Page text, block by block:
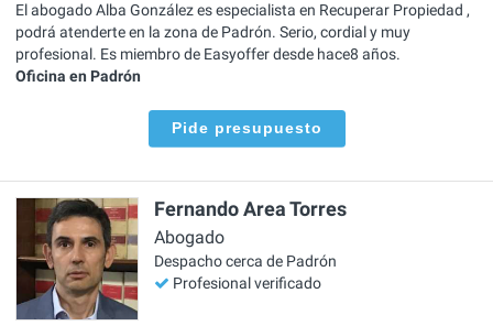
El abogado Alba González es especialista en Recuperar Propiedad ,
podrá atenderte en la zona de Padrón. Serio, cordial y muy
profesional. Es miembro de Easyoffer desde hace8 años.
Oficina en Padrón
Pide presupuesto
Fernando Area Torres
Abogado
Despacho cerca de Padrón
Profesional verificado